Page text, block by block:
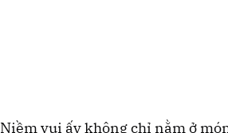
Niềm vui ấy không chỉ nằm ở